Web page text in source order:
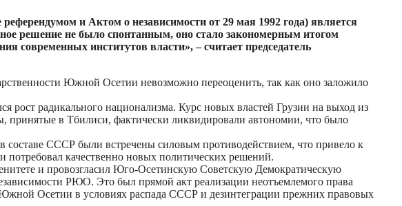
и Актом о независимости от 29 мая 1992 года) является
решение не было спонтанным, оно стало закономерным итогом
современных институтов власти», – считает председатель
Южной Осетии невозможно переоценить, так как оно заложило
рост радикального национализма. Курс новых властей Грузии на выход из
принятые в Тбилиси, фактически ликвидировали автономии, что было
СССР были встречены силовым противодействием, что привело к
качественно новых политических решений.
и провозгласил Юго-Осетинскую Советскую Демократическую
РЮО. Это был прямой акт реализации неотъемлемого права
Осетии в условиях распада СССР и дезинтеграции прежних правовых